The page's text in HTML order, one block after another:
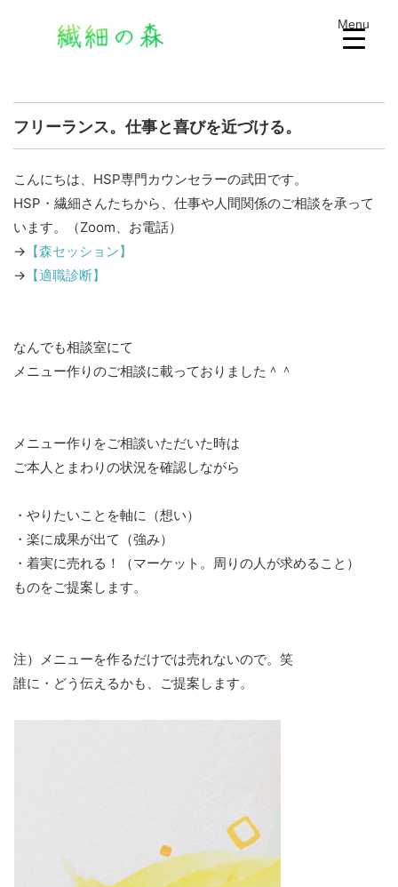
フリーランス。仕事と喜びを近づける。
こんにちは、HSP専門カウンセラーの武田です。
HSP・繊細さんたちから、仕事や人間関係のご相談を承って
います。（Zoom、お電話）
→ 【森セッション】
→ 【適職診断】
なんでも相談室にて
メニュー作りのご相談に載っておりました＾＾
メニュー作りをご相談いただいた時は
ご本人とまわりの状況を確認しながら
・やりたいことを軸に（想い）
・楽に成果が出て（強み）
・着実に売れる！（マーケット。周りの人が求めること）
ものをご提案します。
注）メニューを作るだけでは売れないので。笑
誰に・どう伝えるかも、ご提案します。
Menu